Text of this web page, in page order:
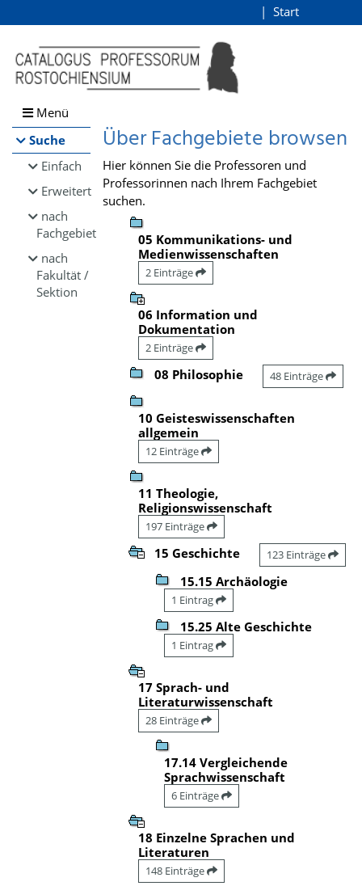
Browsen
direkt zum Inhalt
Start
Menü
Suche
Einfach
Erweitert
nach
Fachgebiet
nach
Fakultät /
Sektion
Über Fachgebiete browsen
Hier können Sie die Professoren und
Professorinnen nach Ihrem Fachgebiet
suchen.
05 Kommunikations- und
Medienwissenschaften
2 Einträge
06 Information und
Dokumentation
2 Einträge
08 Philosophie 48 Einträge
10 Geisteswissenschaften
allgemein
12 Einträge
11 Theologie,
Religionswissenschaft
197 Einträge
15 Geschichte 123 Einträge
15.15 Archäologie
1 Eintrag
15.25 Alte Geschichte
1 Eintrag
17 Sprach- und
Literaturwissenschaft
28 Einträge
17.14 Vergleichende
Sprachwissenschaft
6 Einträge
18 Einzelne Sprachen und
Literaturen
148 Einträge